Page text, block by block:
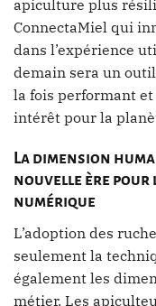
apiculture plus
ConnectaMiel qui
dans l’expérience
demain sera un
la fois performant
intérêt pour la
La dimension
nouvelle ère pour
numérique
L’adoption des
seulement la
également les
métier. Les